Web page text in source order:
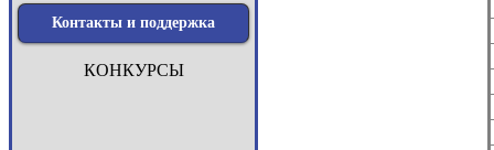
Контакты и поддержка
КОНКУРСЫ